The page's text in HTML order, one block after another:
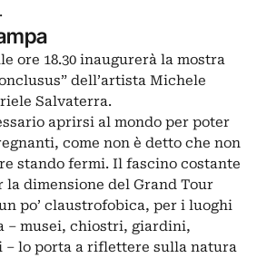
ore 18.30 inaugurerà la mostra
dell’artista Michele
Salvaterra.
aprirsi al mondo per poter
come non è detto che non
stando fermi. Il fascino costante
dimensione del Grand Tour
po’ claustrofobica, per i luoghi
musei, chiostri, giardini,
lo porta a riflettere sulla natura